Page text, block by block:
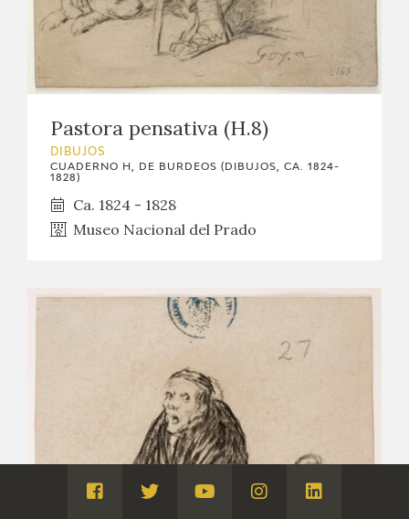
Pastora pensativa (H.8)
DIBUJOS
CUADERNO H, DE BURDEOS (DIBUJOS, CA. 1824-
1828)
Ca. 1824 - 1828
Museo Nacional del Prado
Visita
Visita
Visita
Visita
Visita